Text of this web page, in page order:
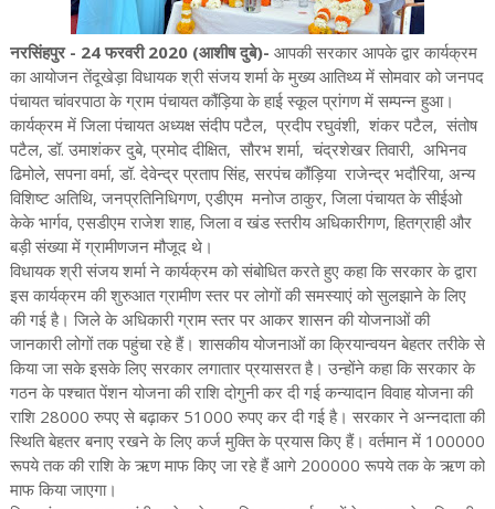
नरसिंहपुर - 24 फरवरी 2020 (आशीष दुबे)- आपकी सरकार आपके द्वार कार्यक्रम
का आयोजन तेंदूखेड़ा विधायक श्री संजय शर्मा के मुख्य आतिथ्य में सोमवार को जनपद
पंचायत चांवरपाठा के ग्राम पंचायत कौंड़िया के हाई स्कूल प्रांगण में सम्पन्न हुआ।
कार्यक्रम में जिला पंचायत अध्यक्ष संदीप पटैल, प्रदीप रघुवंशी, शंकर पटैल, संतोष
पटैल, डॉ. उमाशंकर दुबे, प्रमोद दीक्षित, सौरभ शर्मा, चंद्रशेखर तिवारी, अभिनव
ढिमोले, सपना वर्मा, डॉ. देवेन्द्र प्रताप सिंह, सरपंच कौंड़िया राजेन्द्र भदौरिया, अन्य
विशिष्ट अतिथि, जनप्रतिनिधिगण, एडीएम मनोज ठाकुर, जिला पंचायत के सीईओ
केके भार्गव, एसडीएम राजेश शाह, जिला व खंड स्तरीय अधिकारीगण, हितग्राही और
बड़ी संख्या में ग्रामीणजन मौजूद थे।
विधायक श्री संजय शर्मा ने कार्यक्रम को संबोधित करते हुए कहा कि सरकार के द्वारा
इस कार्यक्रम की शुरुआत ग्रामीण स्तर पर लोगों की समस्याएं को सुलझाने के लिए
की गई है। जिले के अधिकारी ग्राम स्तर पर आकर शासन की योजनाओं की
जानकारी लोगों तक पहुंचा रहे हैं। शासकीय योजनाओं का क्रियान्वयन बेहतर तरीके से
किया जा सके इसके लिए सरकार लगातार प्रयासरत है। उन्होंने कहा कि सरकार के
गठन के पश्चात पेंशन योजना की राशि दोगुनी कर दी गई कन्यादान विवाह योजना की
राशि 28000 रुपए से बढ़ाकर 51000 रुपए कर दी गई है। सरकार ने अन्नदाता की
स्थिति बेहतर बनाए रखने के लिए कर्ज मुक्ति के प्रयास किए हैं। वर्तमान में 100000
रूपये तक की राशि के ऋण माफ किए जा रहे हैं आगे 200000 रूपये तक के ऋण को
माफ किया जाएगा।